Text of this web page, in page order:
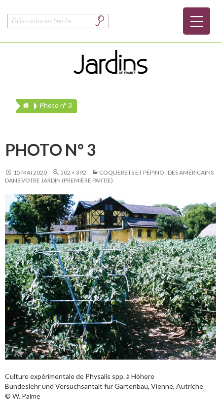
Rechercher :
Photo n° 3
PHOTO N° 3
15 MAI 2020 502 × 392
COQUERETS ET PÉPINO : DES AMÉRICAINS
DANS VOTRE JARDIN (PREMIÈRE PARTIE)
Culture expérimentale de Physalis spp. à Höhere
Bundeslehr und Versuchsantalt für Gartenbau, Vienne, Autriche
© W. Palme